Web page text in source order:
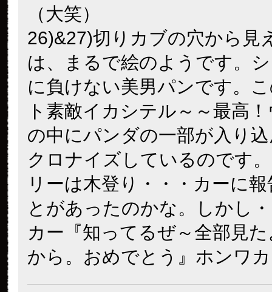
（大笑）
26)&27)切りカブの穴から見
は、まるで絵のようです。
に負けない美男パンです。
ト素敵イカシテル～～最高
の中にパンダの一部が入り
クロナイズしているのです。
リーは木登り・・・カーに
とがあったのかな。しかし
カー『知ってるぜ～全部見
から。おめでとう』ホンワカ